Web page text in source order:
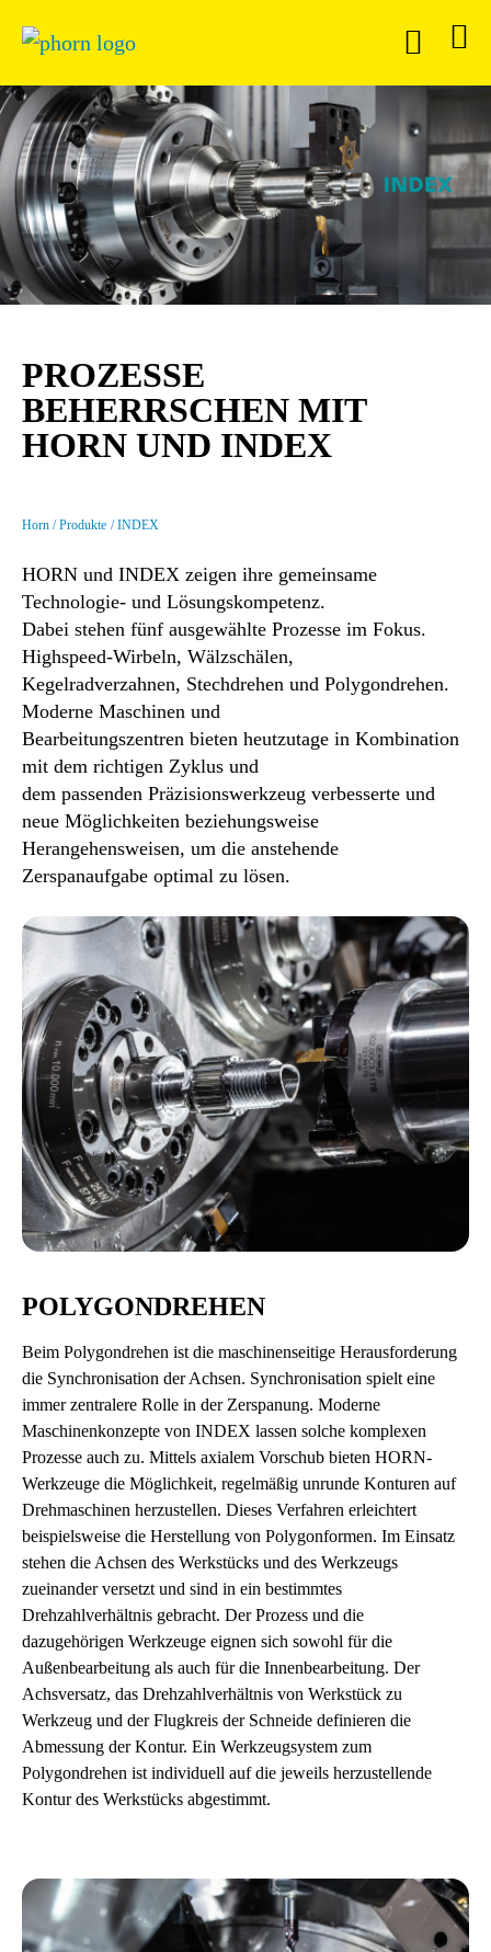
PROZESSE
BEHERRSCHEN MIT
HORN UND INDEX
Horn Produkte INDEX
HORN und INDEX zeigen ihre gemeinsame
Technologie- und Lösungskompetenz.
Dabei stehen fünf ausgewählte Prozesse im Fokus.
Highspeed-Wirbeln, Wälzschälen,
Kegelradverzahnen, Stechdrehen und Polygondrehen.
Moderne Maschinen und
Bearbeitungszentren bieten heutzutage in Kombination
mit dem richtigen Zyklus und
dem passenden Präzisionswerkzeug verbesserte und
neue Möglichkeiten beziehungsweise
Herangehensweisen, um die anstehende
Zerspanaufgabe optimal zu lösen.
POLYGONDREHEN
Beim Polygondrehen ist die maschinenseitige Herausforderung
die Synchronisation der Achsen. Synchronisation spielt eine
immer zentralere Rolle in der Zerspanung. Moderne
Maschinenkonzepte von INDEX lassen solche komplexen
Prozesse auch zu. Mittels axialem Vorschub bieten HORN-
Werkzeuge die Möglichkeit, regelmäßig unrunde Konturen auf
Drehmaschinen herzustellen. Dieses Verfahren erleichtert
beispielsweise die Herstellung von Polygonformen. Im Einsatz
stehen die Achsen des Werkstücks und des Werkzeugs
zueinander versetzt und sind in ein bestimmtes
Drehzahlverhältnis gebracht. Der Prozess und die
dazugehörigen Werkzeuge eignen sich sowohl für die
Außenbearbeitung als auch für die Innenbearbeitung. Der
Achsversatz, das Drehzahlverhältnis von Werkstück zu
Werkzeug und der Flugkreis der Schneide definieren die
Abmessung der Kontur. Ein Werkzeugsystem zum
Polygondrehen ist individuell auf die jeweils herzustellende
Kontur des Werkstücks abgestimmt.